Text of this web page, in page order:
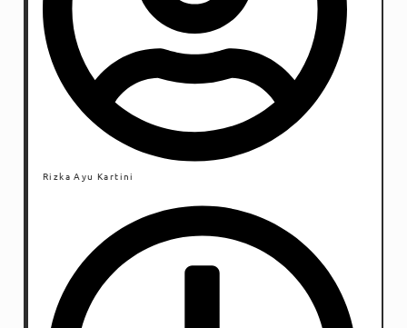
Rizka Ayu Kartini